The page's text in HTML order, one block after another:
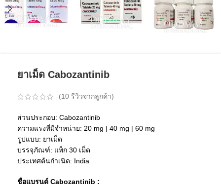
ยาเม็ด Cabozantinib
(10 รีวิวจากลูกค้า)
ส่วนประกอบ: Cabozantinib
ความแรงที่มีจำหน่าย: 20 mg | 40 mg | 60 mg
รูปแบบ: ยาเม็ด
บรรจุภัณฑ์: แพ็ก 30 เม็ด
ประเทศต้นกำเนิด: India
ชื่อแบรนด์ Cabozantinib :